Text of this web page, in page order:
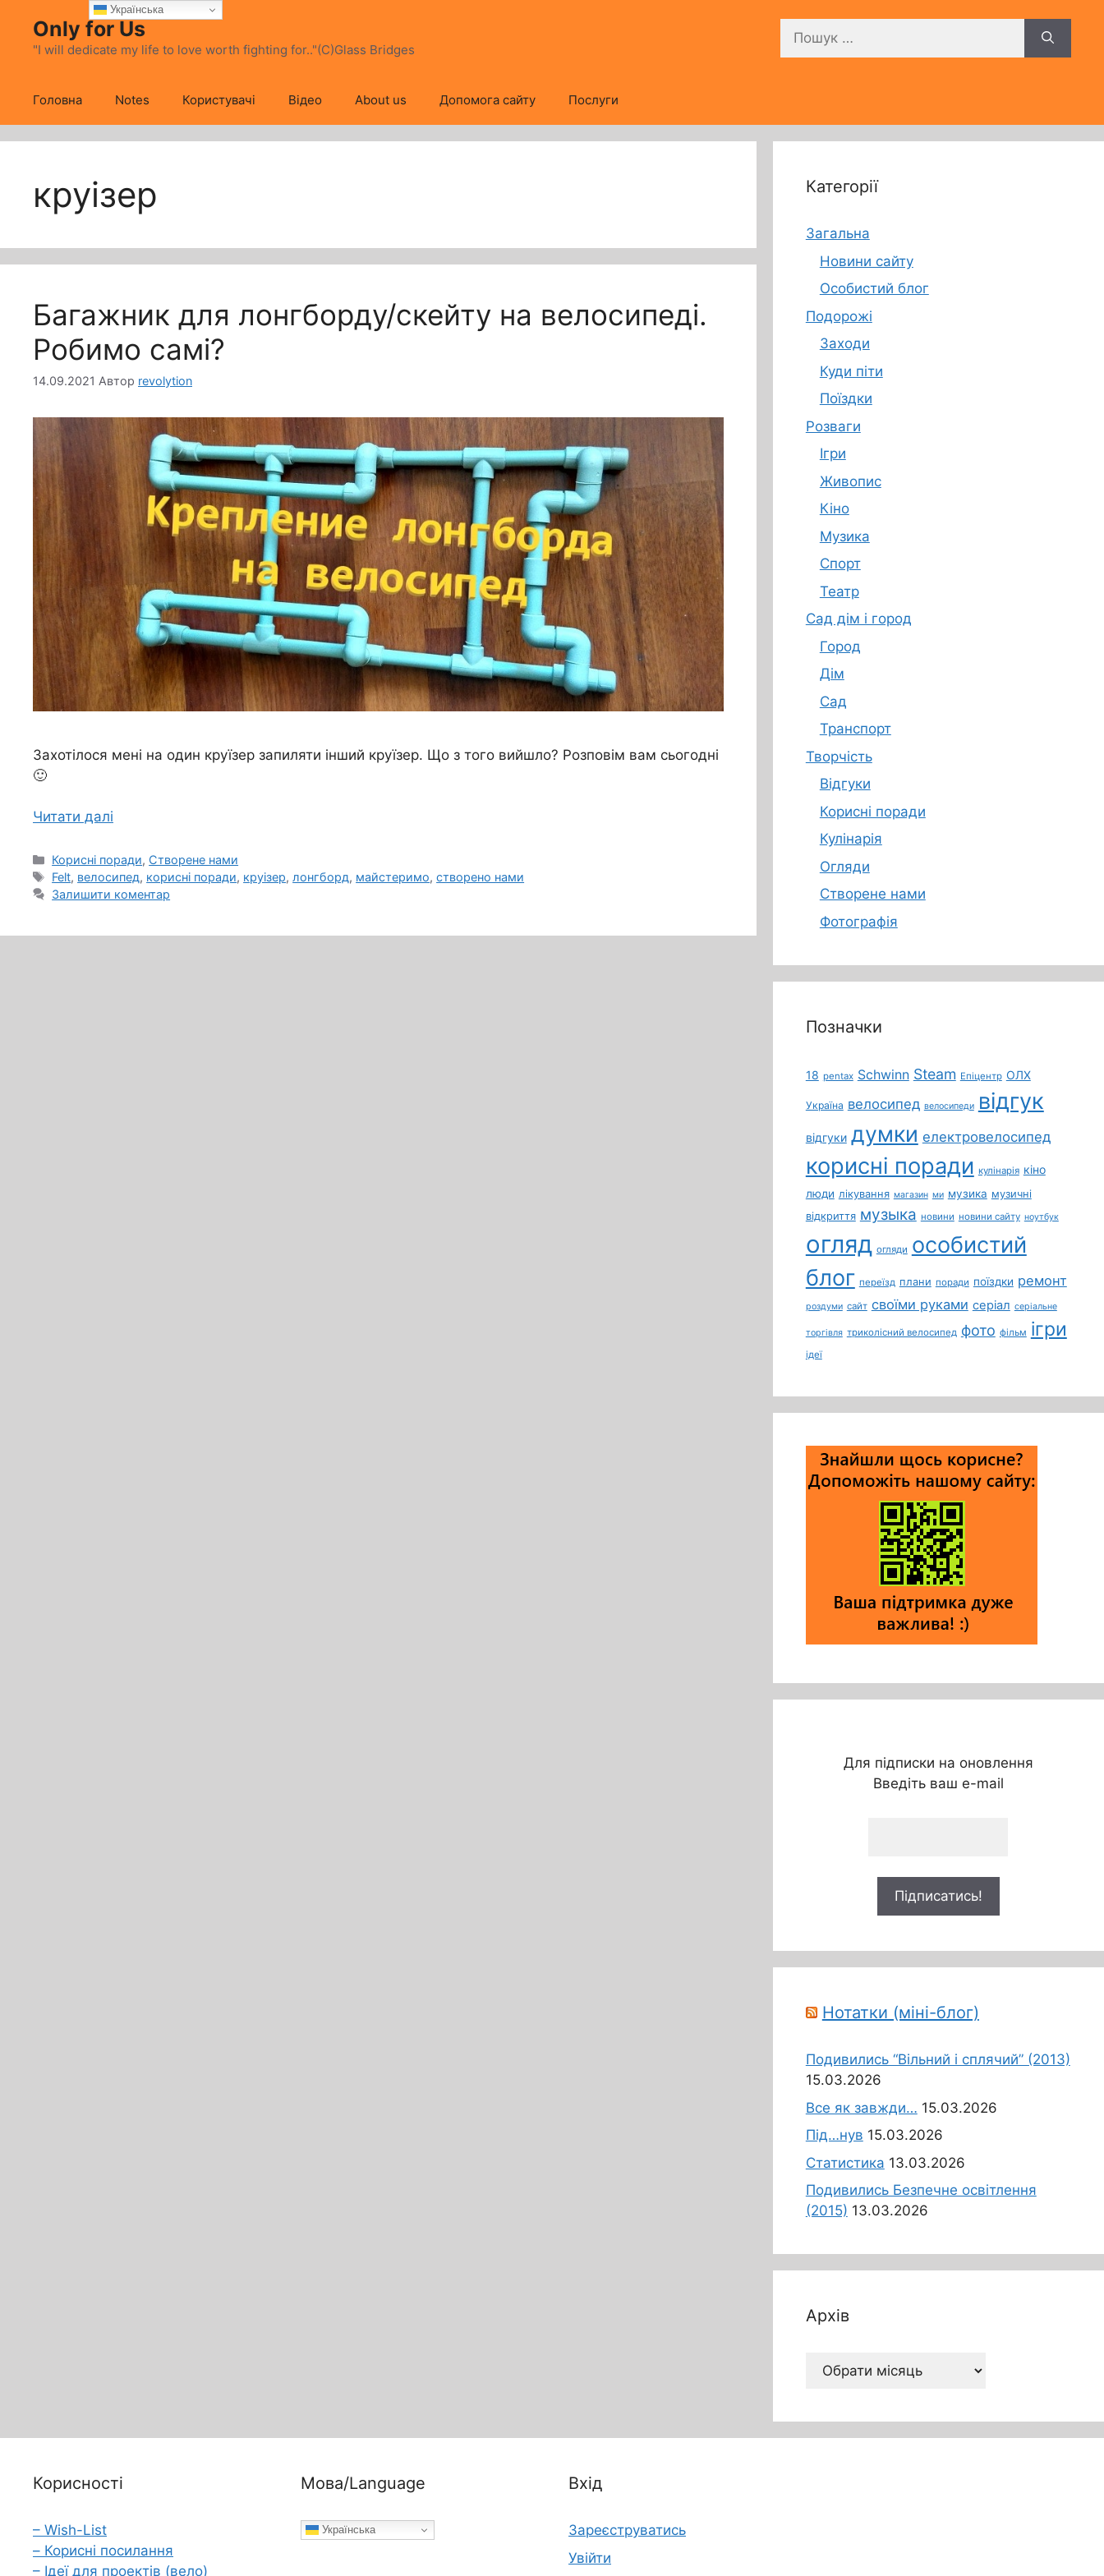
вмісту
Only for Us
"I will dedicate my life to love worth fighting for.."(C)Glass Bridges
Головна Notes Користувачі Відео About us Допомога сайту Послуги
круізер
Багажник для лонгборду/скейту на велосипеді.
Робимо самі?
14.09.2021 Автор revolytion
Захотілося мені на один круїзер запиляти інший круїзер. Що з того вийшло? Розповім вам сьогодні
🙂
Читати далі
Категорії
Корисні поради, Створене нами
Позначки
Felt, велосипед, корисні поради, круізер, лонгборд, майстеримо,створено нами
Залишити коментар
Категорії
Загальна
Новини сайту
Особистий блог
Подорожі
Заходи
Куди піти
Поїздки
Розваги
Ігри
Живопис
Кіно
Музика
Спорт
Театр
Сад дім і город
Город
Дім
Сад
Транспорт
Творчість
Відгуки
Корисні поради
Кулінарія
Огляди
Створене нами
Фотографія
Позначки
18 pentax Schwinn Steam Епіцентр ОЛХ
Україна велосипед велосипеди відгук
відгуки думки електровелосипед
корисні поради кулінарія кіно
люди лікування магазин ми музика музичні
відкриття музыка новини новини сайту ноутбук
огляд огляди особистий
блог переїзд плани поради поїздки ремонт
роздуми сайт своїми руками серіал серіальне
торгівля триколісний велосипед фото фільм ігри
ідеї
Для підписки на оновлення
Введіть ваш e-mail
Нотатки (міні-блог)
Подивились “Вільний і сплячий” (2013)
15.03.2026
Все як завжди… 15.03.2026
Під…нув 15.03.2026
Статистика 13.03.2026
Подивились Безпечне освітлення
(2015) 13.03.2026
Архів
Архів
Корисності
– Wish-List
– Корисні посилання
– Ідеї для проектів (вело)
Мова/Language
Українська
Вхід
Зареєструватись
Увійти
Українська